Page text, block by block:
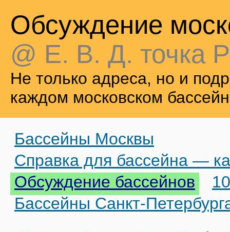
Обсуждение
@ Е. В. Д. точка
Не только адреса, но и
каждом московском
Бассейны Москвы
Справка для бассейна —
Обсуждение бассейнов
Бассейны Санкт-